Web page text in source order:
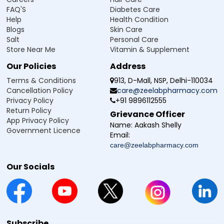
References
https://www.sanofi.com/assets/countries/india/docs/science
-and-innovation/for-healthcare-professionals/product-
information/pharmaceuticals/amaryl-mp-api-rev-f-nov-
2022.pdf
https://diabetesjournals.org/care/article/43/Supplement_1/S
98/30822/9-Pharmacologic-Approaches-to-Glycemic-
अस्वीकरण : Zeelab Pharmacy आरोग्याशी संबंधित माहिती दिली आहे. कोणतीही आरोग्य समस्या या
स्थितीसाठी स्वयं दवा न घ्या. कोणताही दवा या उपचार सुरू करणे, बंद करणे या त्याच्यामध्ये बदल करणे
प्रथम नेहमी योग्य डॉक्टरांकडून सल्ला घ्या.
FAQ'S
Help
Blogs
Salt
Store Near Me
Diabetes Care
Health Condition
Skin Care
Personal Care
Vitamin & Supplement
Our Policies
Terms & Conditions
Cancellation Policy
Privacy Policy
Return Policy
App Privacy Policy
Government Licence
Address
913, D-Mall, NSP, Delhi-110034
care@zeelabpharmacy.com
+91 9896112555
Grievance Officer
Name: Aakash Shelly
Email:
care@zeelabpharmacy.com
Our Socials